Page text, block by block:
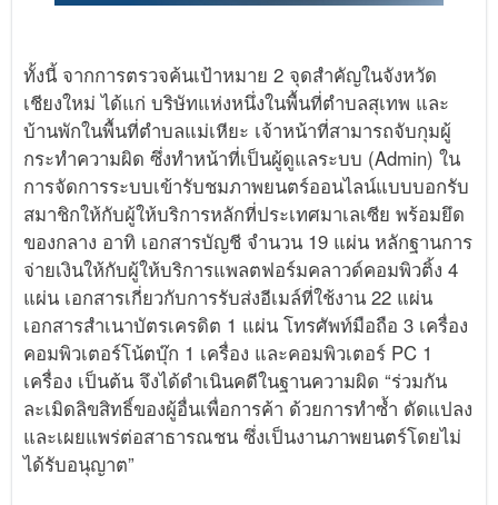
ทั้งนี้ จากการตรวจค้นเป้าหมาย 2 จุดสำคัญในจังหวัด
เชียงใหม่ ได้แก่ บริษัทแห่งหนึ่งในพื้นที่ตำบลสุเทพ และ
บ้านพักในพื้นที่ตำบลแม่เหียะ เจ้าหน้าที่สามารถจับกุมผู้
กระทำความผิด ซึ่งทำหน้าที่เป็นผู้ดูแลระบบ (Admin) ใน
การจัดการระบบเข้ารับชมภาพยนตร์ออนไลน์แบบบอกรับ
สมาชิกให้กับผู้ให้บริการหลักที่ประเทศมาเลเซีย พร้อมยึด
ของกลาง อาทิ เอกสารบัญชี จำนวน 19 แผ่น หลักฐานการ
จ่ายเงินให้กับผู้ให้บริการแพลตฟอร์มคลาวด์คอมพิวติ้ง 4
แผ่น เอกสารเกี่ยวกับการรับส่งอีเมล์ที่ใช้งาน 22 แผ่น
เอกสารสำเนาบัตรเครดิต 1 แผ่น โทรศัพท์มือถือ 3 เครื่อง
คอมพิวเตอร์โน้ตบุ๊ก 1 เครื่อง และคอมพิวเตอร์ PC 1
เครื่อง เป็นต้น จึงได้ดำเนินคดีในฐานความผิด “ร่วมกัน
ละเมิดลิขสิทธิ์ของผู้อื่นเพื่อการค้า ด้วยการทำซ้ำ ดัดแปลง
และเผยแพร่ต่อสาธารณชน ซึ่งเป็นงานภาพยนตร์โดยไม่
ได้รับอนุญาต”